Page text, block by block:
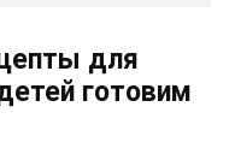
для
готовим